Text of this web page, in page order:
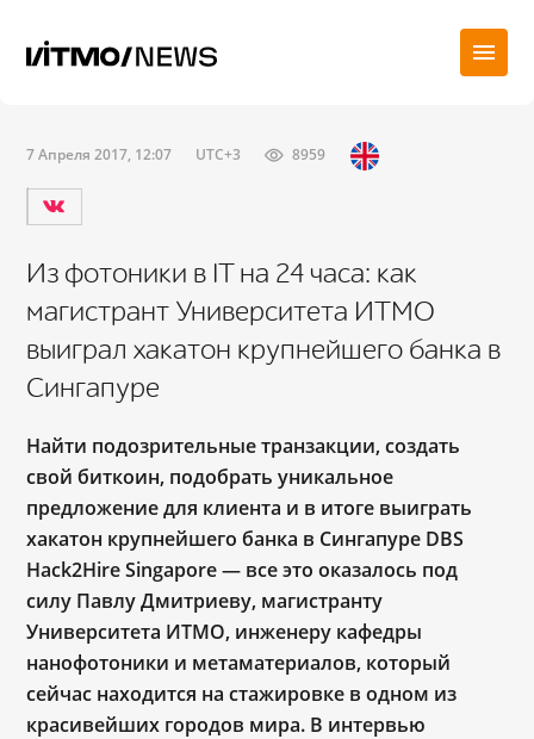
7 Апреля 2017, 12:07 UTC+3 8959
Из фотоники в IT на 24 часа: как
магистрант Университета ИТМО
выиграл хакатон крупнейшего банка в
Сингапуре
Найти подозрительные транзакции, создать
свой биткоин, подобрать уникальное
предложение для клиента и в итоге выиграть
хакатон крупнейшего банка в Сингапуре DBS
Hack2Hire Singapore — все это оказалось под
силу Павлу Дмитриеву, магистранту
Университета ИТМО, инженеру кафедры
нанофотоники и метаматериалов, который
сейчас находится на стажировке в одном из
красивейших городов мира. В интервью